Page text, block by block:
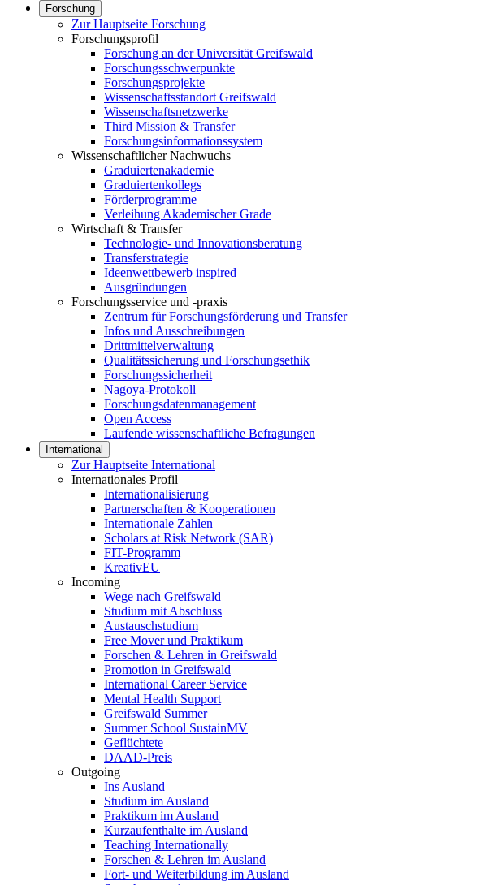
Forschung
Zur Hauptseite Forschung
Forschungsprofil
Forschung an der Universität Greifswald
Forschungsschwerpunkte
Forschungsprojekte
Wissenschaftsstandort Greifswald
Wissenschaftsnetzwerke
Third Mission & Transfer
Forschungsinformationssystem
Wissenschaftlicher Nachwuchs
Graduiertenakademie
Graduiertenkollegs
Förderprogramme
Verleihung Akademischer Grade
Wirtschaft & Transfer
Technologie- und Innovationsberatung
Transferstrategie
Ideenwettbewerb inspired
Ausgründungen
Forschungsservice und -praxis
Zentrum für Forschungsförderung und Transfer
Infos und Ausschreibungen
Drittmittelverwaltung
Qualitätssicherung und Forschungsethik
Forschungssicherheit
Nagoya-Protokoll
Forschungsdatenmanagement
Open Access
Laufende wissenschaftliche Befragungen
International
Zur Hauptseite International
Internationales Profil
Internationalisierung
Partnerschaften & Kooperationen
Internationale Zahlen
Scholars at Risk Network (SAR)
FIT-Programm
KreativEU
Incoming
Wege nach Greifswald
Studium mit Abschluss
Austauschstudium
Free Mover und Praktikum
Forschen & Lehren in Greifswald
Promotion in Greifswald
International Career Service
Mental Health Support
Greifswald Summer
Summer School SustainMV
Geflüchtete
DAAD-Preis
Outgoing
Ins Ausland
Studium im Ausland
Praktikum im Ausland
Kurzaufenthalte im Ausland
Teaching Internationally
Forschen & Lehren im Ausland
Fort- und Weiterbildung im Ausland